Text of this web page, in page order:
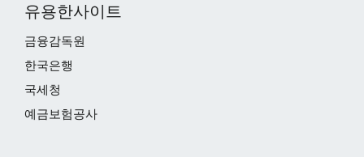
유용한사이트
금융감독원
한국은행
국세청
예금보험공사